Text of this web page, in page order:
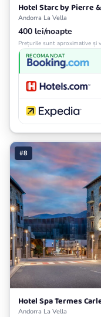
Hotel Starc by Pierre
Andorra La Vella
400 lei/noapte
Prețurile sunt aproximative și
RECOMANDAT
#8
Hotel Spa Termes
Andorra La Vella